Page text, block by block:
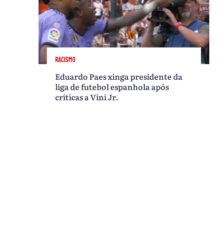
RACISMO
Eduardo Paes xinga presidente da
liga de futebol espanhola após
críticas a Vini Jr.